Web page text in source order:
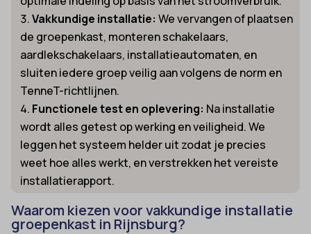
Vakkundige installatie: We vervangen of plaatsen
de groepenkast, monteren schakelaars,
aardlekschakelaars, installatieautomaten, en
sluiten iedere groep veilig aan volgens de norm en
TenneT-richtlijnen.
Functionele test en oplevering: Na installatie
wordt alles getest op werking en veiligheid. We
leggen het systeem helder uit zodat je precies
weet hoe alles werkt, en verstrekken het vereiste
installatierapport.
Waarom kiezen voor vakkundige installatie
groepenkast in Rijnsburg?